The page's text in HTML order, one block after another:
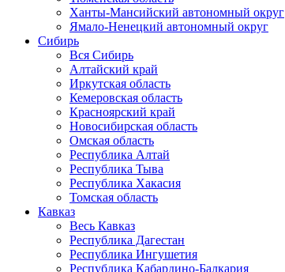
Ханты-Мансийский автономный округ
Ямало-Ненецкий автономный округ
Сибирь
Вся Сибирь
Алтайский край
Иркутская область
Кемеровская область
Красноярский край
Новосибирская область
Омская область
Республика Алтай
Республика Тыва
Республика Хакасия
Томская область
Кавказ
Весь Кавказ
Республика Дагестан
Республика Ингушетия
Республика Кабардино-Балкария